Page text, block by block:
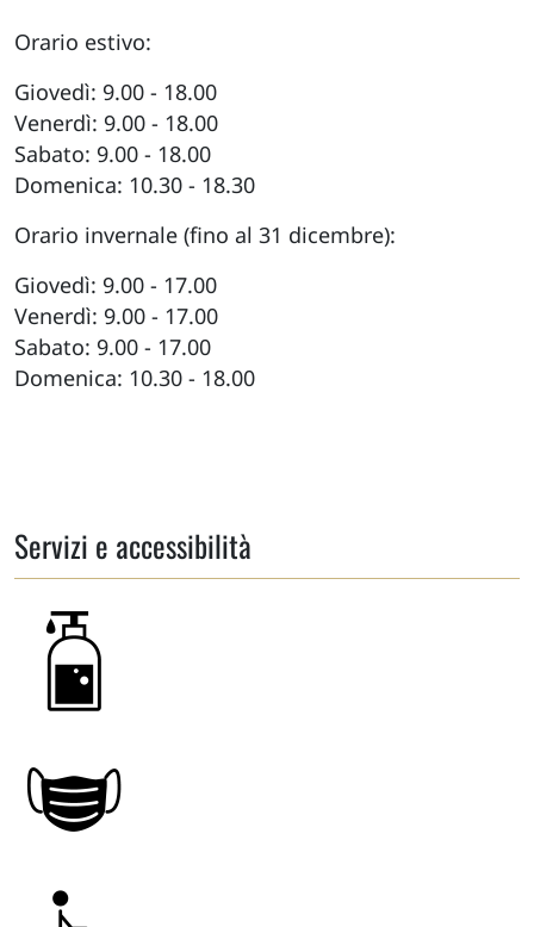
Orario estivo:
Giovedì: 9.00 - 18.00
Venerdì: 9.00 - 18.00
Sabato: 9.00 - 18.00
Domenica: 10.30 - 18.30
Orario invernale (fino al 31 dicembre):
Giovedì: 9.00 - 17.00
Venerdì: 9.00 - 17.00
Sabato: 9.00 - 17.00
Domenica: 10.30 - 18.00
Servizi e accessibilità